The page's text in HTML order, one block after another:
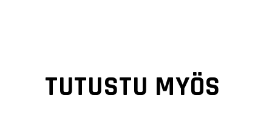
TUTUSTU MYÖS